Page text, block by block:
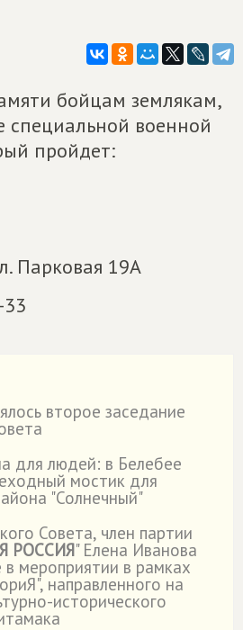
бойцам землякам,
специальной военной
пройдет:
Парковая 19А
второе заседание
для людей: в Белебее
мостик для
"Солнечный"
Совета, член партии
РОССИЯ" Елена Иванова
в мероприятии в рамках
направленного на
исторического